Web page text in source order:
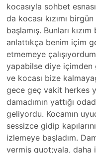
kocasıyla sohbet
da kocası kızımı
başlamış. Bunlar­ı
anlattıkça benim içim
etmemeye
yapabilse diye içimden
ve kocası bize
gece geç vakit herkes
damadımın yattığı
geliyordu. Kocam­ın
sessizce gidip
izlemeye başladım.
vermiş quot;yala, daha